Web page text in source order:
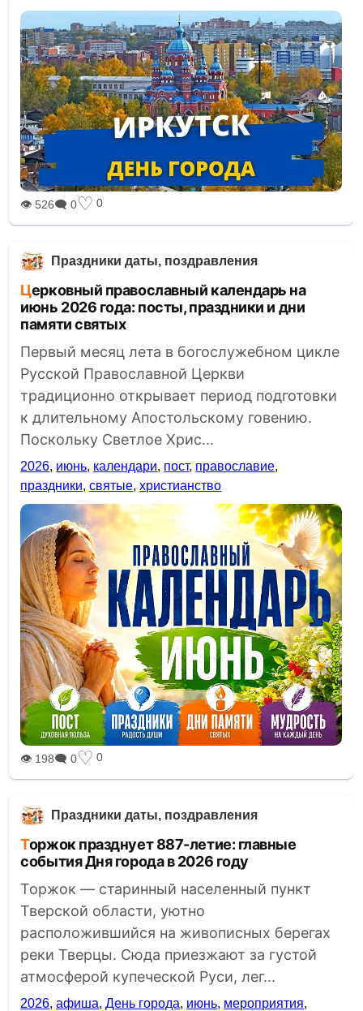
👁 526🗨 0♡ 0
Праздники даты, поздравления
Церковный православный календарь на
июнь 2026 года: посты, праздники и дни
памяти святых
Первый месяц лета в богослужебном цикле
Русской Православной Церкви
традиционно открывает период подготовки
к длительному Апостольскому говению.
Поскольку Светлое Хрис...
2026, июнь, календари, пост, православие,
праздники,святые,христианство
👁 198🗨 0♡ 0
Праздники даты, поздравления
Торжок празднует 887-летие: главные
события Дня города в 2026 году
Торжок — старинный населенный пункт
Тверской области, уютно
расположившийся на живописных берегах
реки Тверцы. Сюда приезжают за густой
атмосферой купеческой Руси, лег...
2026,афиша,День города, июнь, мероприятия,